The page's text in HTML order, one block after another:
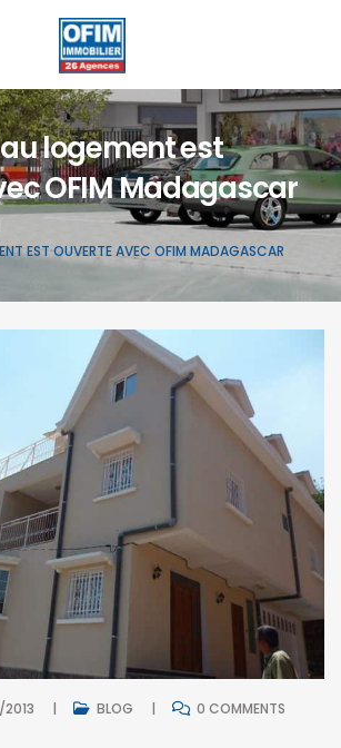
logement est
OFIM Madagascar
EST OUVERTE AVEC OFIM MADAGASCAR
2013 BLOG 0 COMMENTS